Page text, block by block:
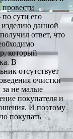
провести
сути его
изделию данной
ответ, что
который
В
отсутствует
очистки
не малые
покупателя и
И поэтому
покупать